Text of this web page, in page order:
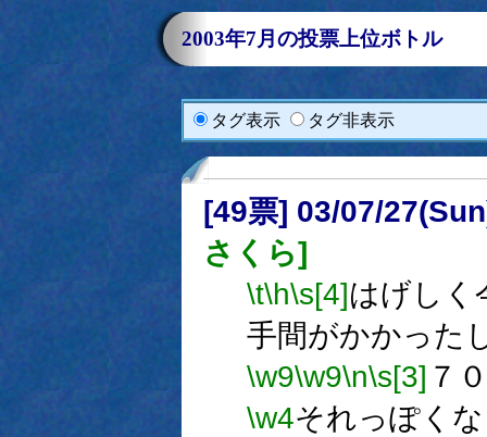
2003年7月の投票上位ボトル
タグ表示 タグ非表示
[49票] 03/07/
さくら]
\t\h\s[4]はげしく
手間がかかった
\w9\w9\n\s[3] ７
\w4それっぽく